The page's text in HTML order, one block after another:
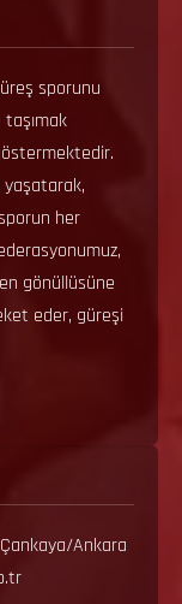
sporunu
yaşatarak,
her
gönüllüsüne
eder, güreşi
Ankara